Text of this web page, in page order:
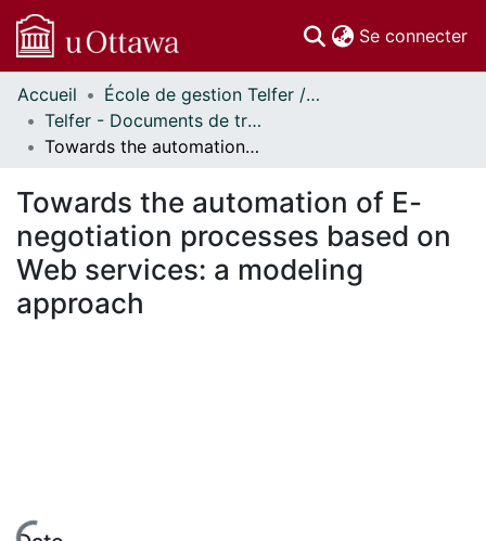
Se connecter
Communautés
et collections
Parcourir
À propos
Accueil
École de gestion Telfer // Telfer School of Management
Telfer - Documents de travail // Telfer - Working Papers
Towards the automation of E-negotiation processes based on Web services: a modeling approach
Towards the automation of E-
negotiation processes based on
Web services: a modeling
approach